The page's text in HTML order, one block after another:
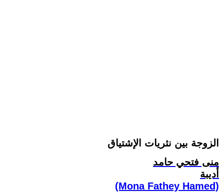
الزوجة بين نثريات الإشتياق
منى فتحي حامد
أديبة
(Mona Fathey Hamed)